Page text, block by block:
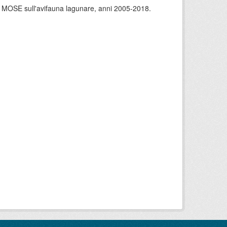
sull'avifauna lagunare, anni 2005-2018.